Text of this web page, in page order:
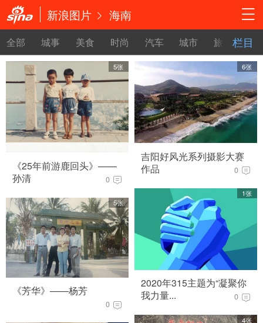
新浪图片 海南
全部 城事 美食 时尚 汽车 城市 旅游 占位
栏目
5张
《25年前游鹿回头》——
孙清
0
5张
《芳华》——杨芳
0
6张
吉阳好风光系列摄影大赛
作品
0
1张
2020年315主题为“凝聚你
我力量...
0
4张